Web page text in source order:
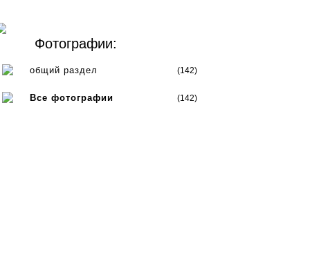
Фотографии:
общий раздел (142)
Все фотографии (142)